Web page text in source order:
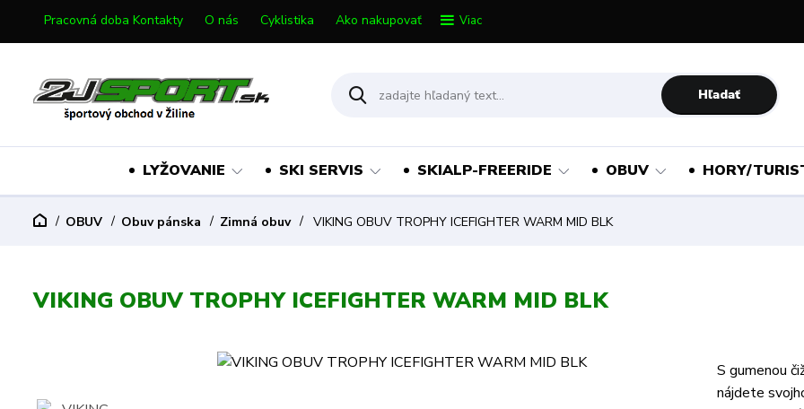
Pracovná doba Kontakty O nás Cyklistika Ako nakupovať Viac
Hľadať
LYŽOVANIE SKI SERVIS SKIALP-FREERIDE OBUV HORY/
OBUV Obuv pánska Zimná obuv VIKING OBUV TROPHY ICEFIGHTER WARM MID BLK
VIKING OBUV TROPHY ICEFIGHTER WARM MID BLK
S gumenou
nájdete